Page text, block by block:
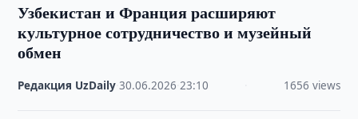
Узбекистан и Франция расширяют
культурное сотрудничество и музейный
обмен
Редакция UzDaily ·30.06.2026 ·23:10 1656 views